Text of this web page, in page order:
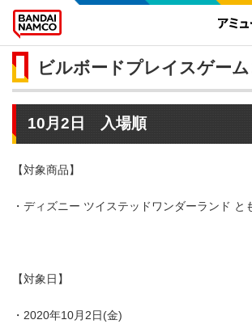
ビルボードプレイスゲー
10月2日 入場順
【対象商品】
・ディズニー ツイステッドワンダーランド と
【対象日】
・2020年10月2日(金)